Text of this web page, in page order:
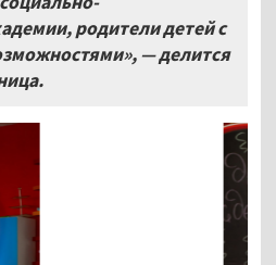
родители детей с
— делится